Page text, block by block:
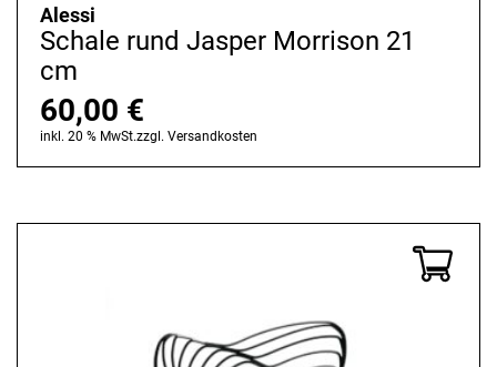
Alessi
Schale rund Jasper Morrison 21
cm
60,00 €
inkl. 20 % MwSt.zzgl. Versandkosten